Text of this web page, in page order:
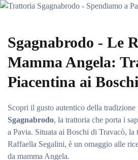
Sgagnabrodo - Le
Mamma Angela:
Piacentina ai
Scopri il gusto autentico della tradizione
Sgagnabrodo, la trattoria che porta i
a Pavia. Situata ai Boschi di Travacò, la
Raffaella Segalini, è un omaggio alle
da mamma Angela.